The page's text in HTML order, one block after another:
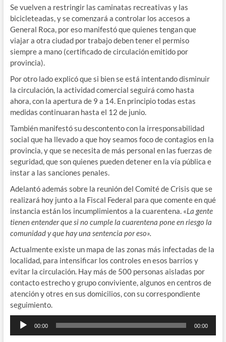
Se vuelven a restringir las caminatas recreativas y las
bicicleteadas, y se comenzará a controlar los accesos a
General Roca, por eso manifestó que quienes tengan que
viajar a otra ciudad por trabajo deben tener el permiso
siempre a mano (certificado de circulación emitido por
provincia).
Por otro lado explicó que si bien se está intentando disminuir
la circulación, la actividad comercial seguirá como hasta
ahora, con la apertura de 9 a 14. En principio todas estas
medidas continuaran hasta el 12 de junio.
También manifestó su descontento con la irresponsabilidad
social que ha llevado a que hoy seamos foco de contagios en la
provincia, y que se necesita de más personal en las fuerzas de
seguridad, que son quienes pueden detener en la vía pública e
instar a las sanciones penales.
Adelantó además sobre la reunión del Comité de Crisis que se
realizará hoy junto a la Fiscal Federal para que comente en qué
instancia están los incumplimientos a la cuarentena. «La gente
tienen entender que si no cumple la cuarentena pone en riesgo la
comunidad y que hay una sentencia por eso».
Actualmente existe un mapa de las zonas más infectadas de la
localidad, para intensificar los controles en esos barrios y
evitar la circulación. Hay más de 500 personas aisladas por
contacto estrecho y grupo conviviente, algunos en centros de
atención y otres en sus domicilios, con su correspondiente
seguimiento.
Reproductor
00:00 00:00